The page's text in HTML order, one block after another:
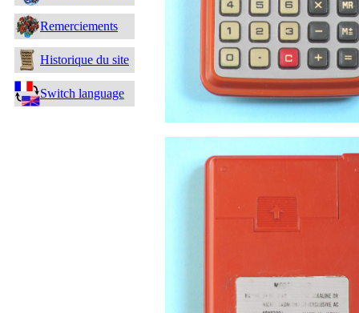
Remerciements
Historique du site
Switch language